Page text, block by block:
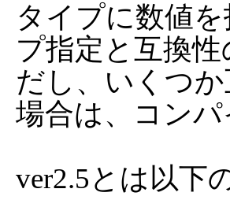
タイプに数値
プ指定と互換
だし、いくつ
場合は、コン
ver2.5とは以下